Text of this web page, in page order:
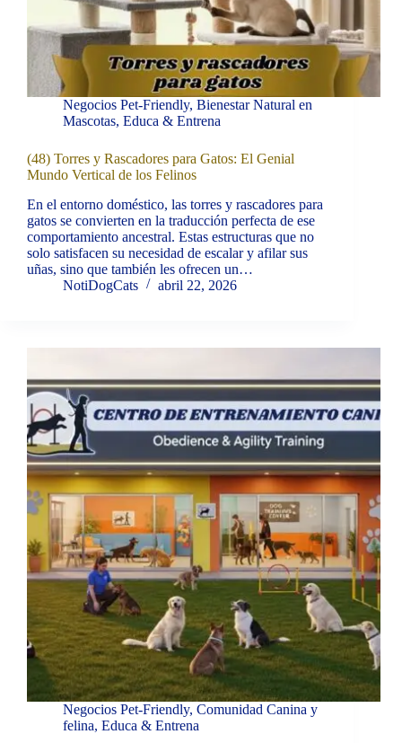
Negocios Pet-Friendly, Bienestar Natural en
Mascotas, Educa & Entrena
(48) Torres y Rascadores para Gatos: El Genial
Mundo Vertical de los Felinos
En el entorno doméstico, las torres y rascadores para
gatos se convierten en la traducción perfecta de ese
comportamiento ancestral. Estas estructuras que no
solo satisfacen su necesidad de escalar y afilar sus
uñas, sino que también les ofrecen un…
NotiDogCats
abril 22, 2026
Negocios Pet-Friendly, Comunidad Canina y
felina, Educa & Entrena